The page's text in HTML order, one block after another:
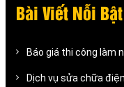
Bài Viết Nỗi Bật
Báo giá thi công làm
Dịch vụ sửa chữa